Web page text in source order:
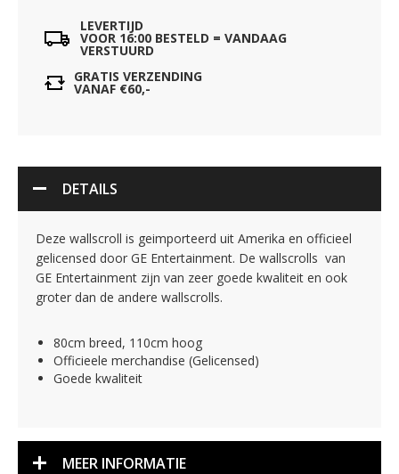
LEVERTIJD
VOOR 16:00 BESTELD = VANDAAG
VERSTUURD
GRATIS VERZENDING
VANAF €60,-
DETAILS
Deze wallscroll is geimporteerd uit Amerika en officieel
gelicensed door GE Entertainment. De wallscrolls van
GE Entertainment zijn van zeer goede kwaliteit en ook
groter dan de andere wallscrolls.
80cm breed, 110cm hoog
Officieele merchandise (Gelicensed)
Goede kwaliteit
MEER INFORMATIE